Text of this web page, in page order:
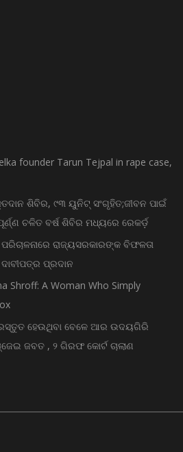
founder Tarun Tejpal in rape case,
ଶିବିର, ୯୩ ୟୁନିଟ୍ ସଂଗୃହିତ;ଜୀବନ ପାଇଁ
ଚଳିତ ବର୍ଷ ଶିବିର ମଧ୍ୟରେ ରେକର୍ଡ଼
ରାଜ୍ୟସରକାରଙ୍କ ବିଫଳତା
ପ୍ରଦାନ
Shroff: A Woman Who Simply
ହେଉଥିବା ବେଳେ ଆର ଉଦୟଗିରି
ଜବତ , ୨ ଗିରଫ କୋର୍ଟ ଚାଲାଣ